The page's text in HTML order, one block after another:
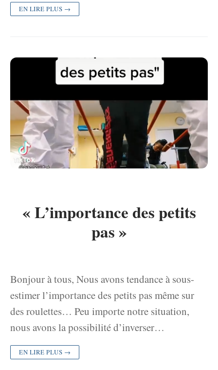
EN LIRE PLUS →
« L’importance des petits
pas »
Bonjour à tous, Nous avons tendance à sous-
estimer l’importance des petits pas même sur
des roulettes… Peu importe notre situation,
nous avons la possibilité d’inverser…
EN LIRE PLUS →